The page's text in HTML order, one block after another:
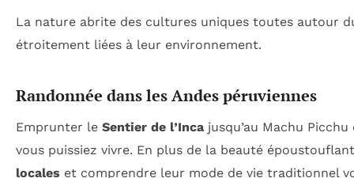
La nature abrite des cultures uniques toutes autour
étroitement liées à leur environnement.
Randonnée dans les Andes péruviennes
Emprunter le Sentier de l’Inca jusqu’au Machu
vous puissiez vivre. En plus de la beauté
locales et comprendre leur mode de vie traditionnel